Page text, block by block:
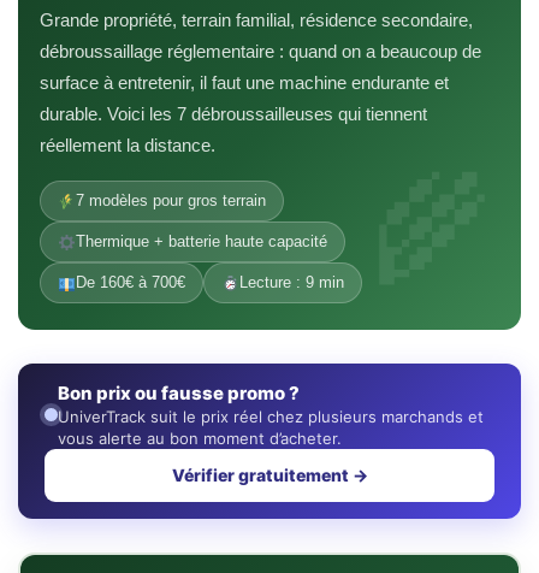
Grande propriété, terrain familial, résidence secondaire,
débroussaillage réglementaire : quand on a beaucoup de
surface à entretenir, il faut une machine endurante et
durable. Voici les 7 débroussailleuses qui tiennent
réellement la distance.
7 modèles pour gros terrain
Thermique + batterie haute capacité
De 160€ à 700€ Lecture : 9 min
Bon prix ou fausse promo ?
UniverTrack suit le prix réel chez plusieurs marchands et
vous alerte au bon moment d’acheter.
Vérifier gratuitement →